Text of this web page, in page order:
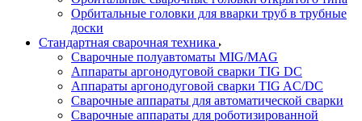
Орбитальные головки для вварки труб в трубные
доски
Стандартная сварочная техника
Сварочные полуавтоматы MIG/MAG
Аппараты аргонодуговой сварки TIG DC
Аппараты аргонодуговой сварки TIG AC/DC
Сварочные аппараты для автоматической сварки
Сварочные аппараты для роботизированной